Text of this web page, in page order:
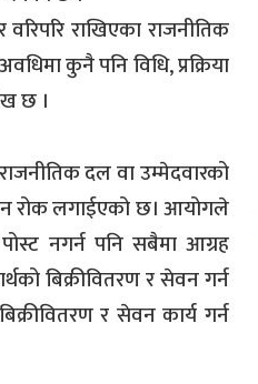
राखिएका राजनीतिक
कुनै पनि विधि, प्रक्रिया
छ ।
दल वा उम्मेदवारको
रोक लगाईएको छ। आयोगले
नगर्न पनि सबैमा आग्रह
बिक्रीवितरण र सेवन गर्न
र सेवन कार्य गर्न